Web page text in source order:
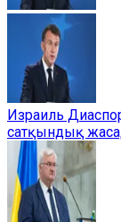
Израиль
сатқындық